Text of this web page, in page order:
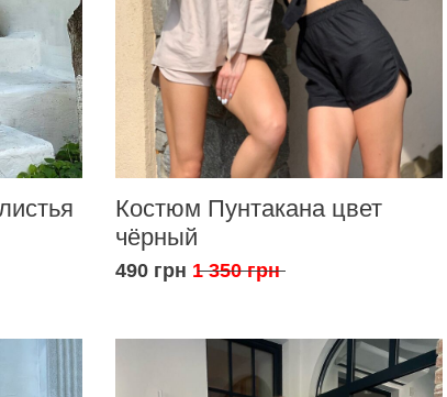
Костюм Пунтакана цвет
чёрный
490 грн 1 350 грн